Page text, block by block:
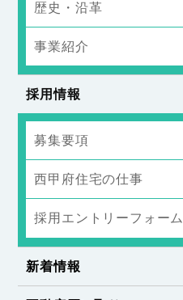
歴史・沿革
事業紹介
採用情報
募集要項
西甲府住宅の仕事
採用エントリーフォーム
新着情報